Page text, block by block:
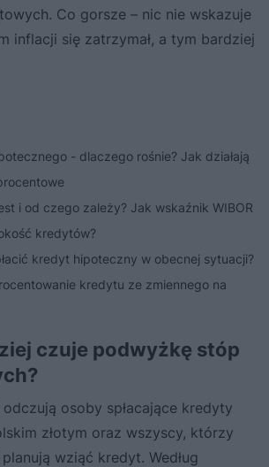
Co gorsze – nic nie wskazuje
inflacji się zatrzymał, a tym bardziej
- dlaczego rośnie? Jak działają
i od czego zależy? Jak wskaźnik WIBOR
kredytów?
kredyt hipoteczny w obecnej sytuacji?
kredytu ze zmiennego na
czuje podwyżkę stóp
osoby spłacające kredyty
złotym oraz wszyscy, którzy
wziąć kredyt. Według